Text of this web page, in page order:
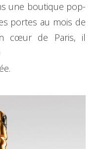
une boutique pop-
portes au mois de
cœur de Paris, il